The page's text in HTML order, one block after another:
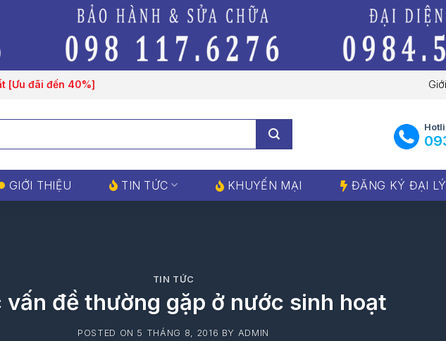
[Ưu đãi đến 40%]
GIỚI THIỆU TIN TỨC KHUYẾN MẠI ĐĂNG KÝ ĐẠI LÝ
TIN TỨC
vấn đề thường gặp ở nước sinh hoạt
POSTED ON 5 THÁNG 8, 2016 BY ADMIN